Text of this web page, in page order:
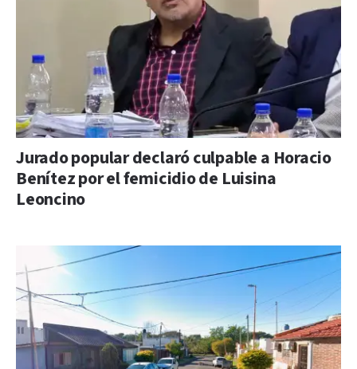
Jurado popular declaró culpable a Horacio
Benítez por el femicidio de Luisina
Leoncino